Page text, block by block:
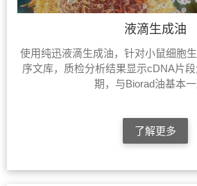
液滴生成油
使用纯迅液滴生成油，针对小鼠细胞
序文库，质检分析结果显示cDNA片
期，与Biorad油基本一
了解更多